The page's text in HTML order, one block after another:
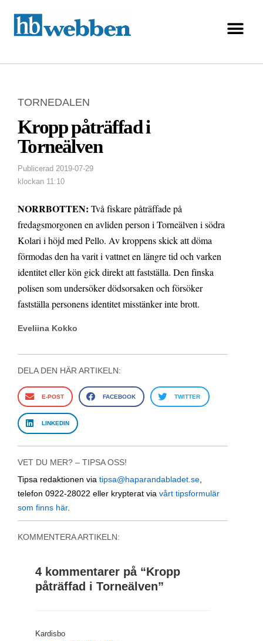
TORNEDALEN
Kropp påträffad i
Torneälven
Publicerad 2019-07-29
klockan 11:10
NORRBOTTEN: Två fiskare påträffade på
fredagsmorgonen en avliden person i Torneälven i södra
Kolari i höjd med Pello. Av kroppens skick att döma
förmodas den ha varit i vattnet en längre tid och varken
identitet eller kön gick direkt att fastställa. Den finska
polisen som undersöker dödsorsaken och försöker
fastställa personens identitet misstänker inte brott.
Eveliina Kokko
DELA DEN HÄR ARTIKELN:
E-POST FACEBOOK TWITTER
LINKEDIN
VET DU MER? – TIPSA OSS!
Tipsa redaktionen via tipsa@haparandabladet.se
telefon 0922-28022 eller krypterat via vårt tipsformulär
som finns här.
KOMMENTERA ARTIKELN:
4 kommentarer på “Kropp
påträffad i Torneälven”
Kardisbo